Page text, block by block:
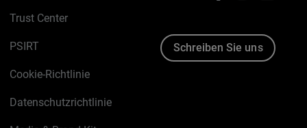
Trust Center
PSIRT
Cookie-Richtlinie
Datenschutzrichtlinie
Schreiben Sie uns